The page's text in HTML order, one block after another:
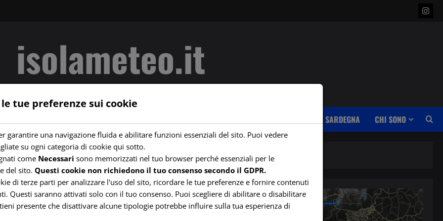
isolameteo.it
RETE STAZIONI SARDEGNA CHI SONO
tue preferenze sui cookie
garantire una navigazione fluida e abilitare funzioni essenziali del sito. Puoi vedere
su ogni categoria di cookie qui sotto.
come Necessari sono memorizzati nel tuo browser perché essenziali per le
del sito. Questi cookie non richiedono il tuo consenso secondo il GDPR.
di terze parti per analizzare l'uso del sito, ricordare le tue preferenze e fornire contenuti
Questi saranno attivati solo con il tuo consenso. Puoi scegliere di abilitare o disabilitare
presente che disattivare alcune tipologie potrebbe influire sulla tua esperienza di